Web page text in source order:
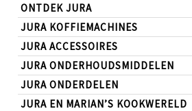
ONTDEK JURA
JURA KOFFIEMACHINES
JURA ACCESSOIRES
JURA ONDERHOUDSMIDDELEN
JURA ONDERDELEN
JURA EN MARIAN’S KOOKWERELD